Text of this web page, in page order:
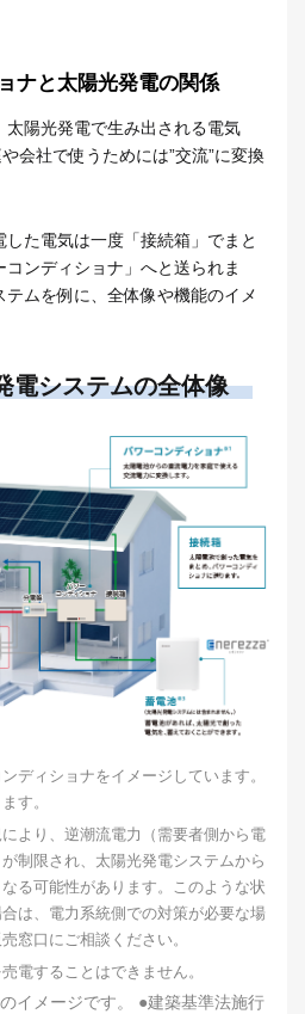
ナと太陽光発電の関係
陽光発電で生み出される電気
会社で使うためには”交流”に変換
た電気は一度「接続箱」でまと
ンディショナ」へと送られま
ムを例に、全体像や機能のイメ
電システムの全体像
ディショナをイメージしています。
す。
より、逆潮流電力（需要者側から電
制限され、太陽光発電システムから
る可能性があります。このような状
は、電力系統側での対策が必要な場
窓口にご相談ください。
電することはできません。
イメージです。 ●建築基準法施行